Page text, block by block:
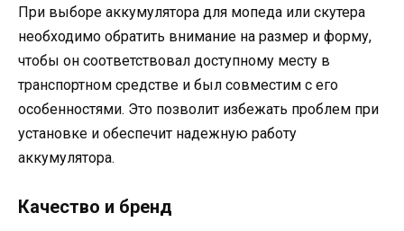
При выборе аккумулятора для мопеда или скутера
необходимо обратить внимание на размер и форму,
чтобы он соответствовал доступному месту в
транспортном средстве и был совместим с его
особенностями. Это позволит избежать проблем при
установке и обеспечит надежную работу
аккумулятора.
Качество и бренд